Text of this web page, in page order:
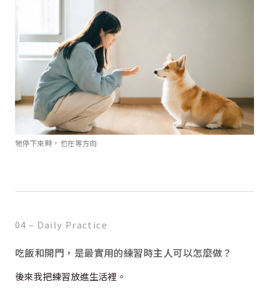
牠停下來時，也在等方向
04 – Daily Practice
吃飯和開門，是最實用的練習時主人可以怎麼做？
後來我把練習放進生活裡。